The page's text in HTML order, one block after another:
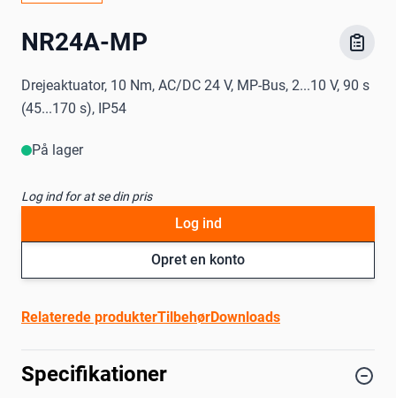
NR24A-MP
Drejeaktuator, 10 Nm, AC/DC 24 V, MP-Bus, 2...10 V, 90 s
(45...170 s), IP54
På lager
Log ind for at se din pris
Opret en konto
Log ind
Relaterede produkterTilbehørDownloads
Specifikationer